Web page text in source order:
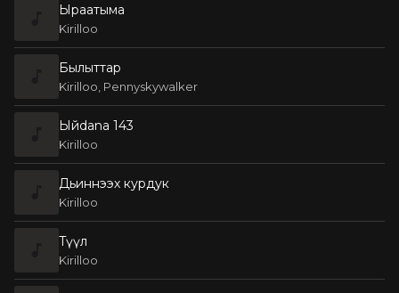
Ыраатыма
Kirilloo
Былыттар
Kirilloo, Pennyskywalker
Ыйdana 143
Kirilloo
Дьиннээх курдук
Kirilloo
Tүүл
Kirilloo